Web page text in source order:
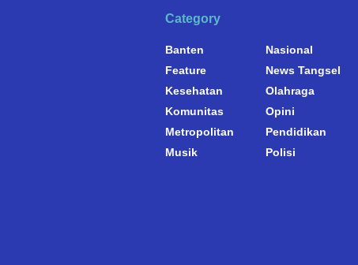
Category
Banten
Feature
Kesehatan
Komunitas
Metropolitan
Musik
Nasional
News Tangsel
Olahraga
Opini
Pendidikan
Polisi